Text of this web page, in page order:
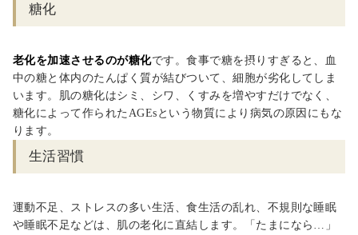
糖化
老化を加速させるのが糖化です。食事で糖を摂りすぎると、血
中の糖と体内のたんぱく質が結びついて、細胞が劣化してしま
います。肌の糖化はシミ、シワ、くすみを増やすだけでなく、
糖化によって作られたAGEsという物質により病気の原因にもな
ります。
生活習慣
運動不足、ストレスの多い生活、食生活の乱れ、不規則な睡眠
や睡眠不足などは、肌の老化に直結します。「たまになら…」